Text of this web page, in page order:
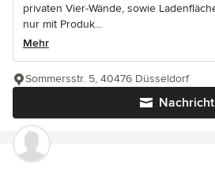
privaten Vier-Wände, sowie
nur mit Produk...
Mehr
Nachricht
Sommersstr. 5, 40476 Düsseldorf